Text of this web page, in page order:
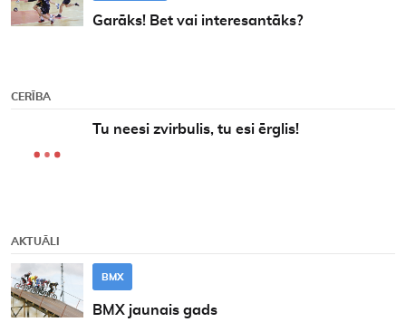
Garāks! Bet vai interesantāks?
CERĪBA
Tu neesi zvirbulis, tu esi ērglis!
AKTUĀLI
BMX
BMX jaunais gads